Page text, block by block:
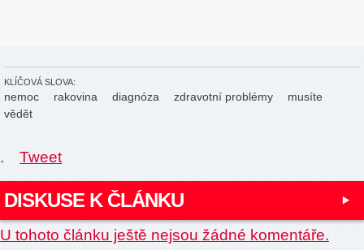
KLÍČOVÁ SLOVA:
nemoc rakovina diagnóza zdravotní problémy
musíte
vědět
. Tweet
DISKUSE K ČLÁNKU
U tohoto článku ještě nejsou žádné komentáře.